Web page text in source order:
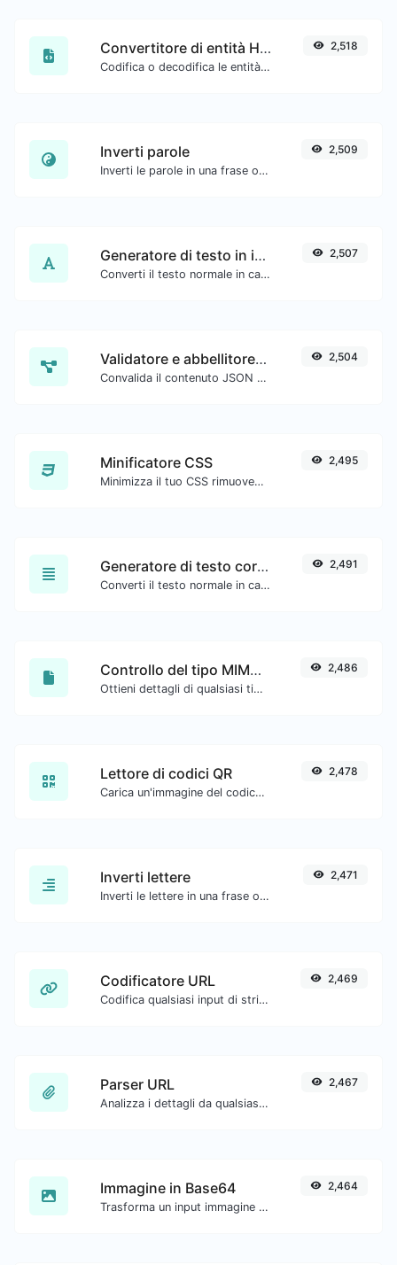
Convertitore di entità HTML
Codifica o decodifica le entità HTML per qualsiasi input dato.
2,518
Inverti parole
Inverti le parole in una frase o paragrafo con facilità.
2,509
Generatore di testo in inglese antico
Converti il testo normale in carattere di tipo antico inglese.
2,507
Validatore e abbellitore JSON
Convalida il contenuto JSON e rendilo leggibile.
2,504
Minificatore CSS
Minimizza il tuo CSS rimuovendo tutti i caratteri non necessari.
2,495
Generatore di testo corsivo
Converti il testo normale in carattere corsivo.
2,491
Controllo del tipo MIME del file
Ottieni dettagli di qualsiasi tipo di file, come il tipo mime o la data dell'ultima modifica.
2,486
Lettore di codici QR
Carica un'immagine del codice QR ed estrai i dati da essa.
2,478
Inverti lettere
Inverti le lettere in una frase o paragrafo con facilità.
2,471
Codificatore URL
Codifica qualsiasi input di stringa nel formato URL.
2,469
Parser URL
Analizza i dettagli da qualsiasi URL.
2,467
Immagine in Base64
Trasforma un input immagine in una stringa Base64.
2,464